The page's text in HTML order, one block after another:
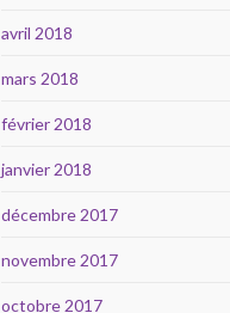
avril 2018
mars 2018
février 2018
janvier 2018
décembre 2017
novembre 2017
octobre 2017